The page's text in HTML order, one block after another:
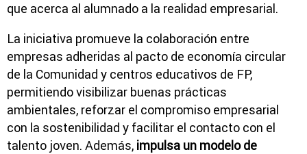
que acerca al alumnado a la realidad empresarial.
La iniciativa promueve la colaboración entre
empresas adheridas al pacto de economía circular
de la Comunidad y centros educativos de FP,
permitiendo visibilizar buenas prácticas
ambientales, reforzar el compromiso empresarial
con la sostenibilidad y facilitar el contacto con el
talento joven. Además, impulsa un modelo de